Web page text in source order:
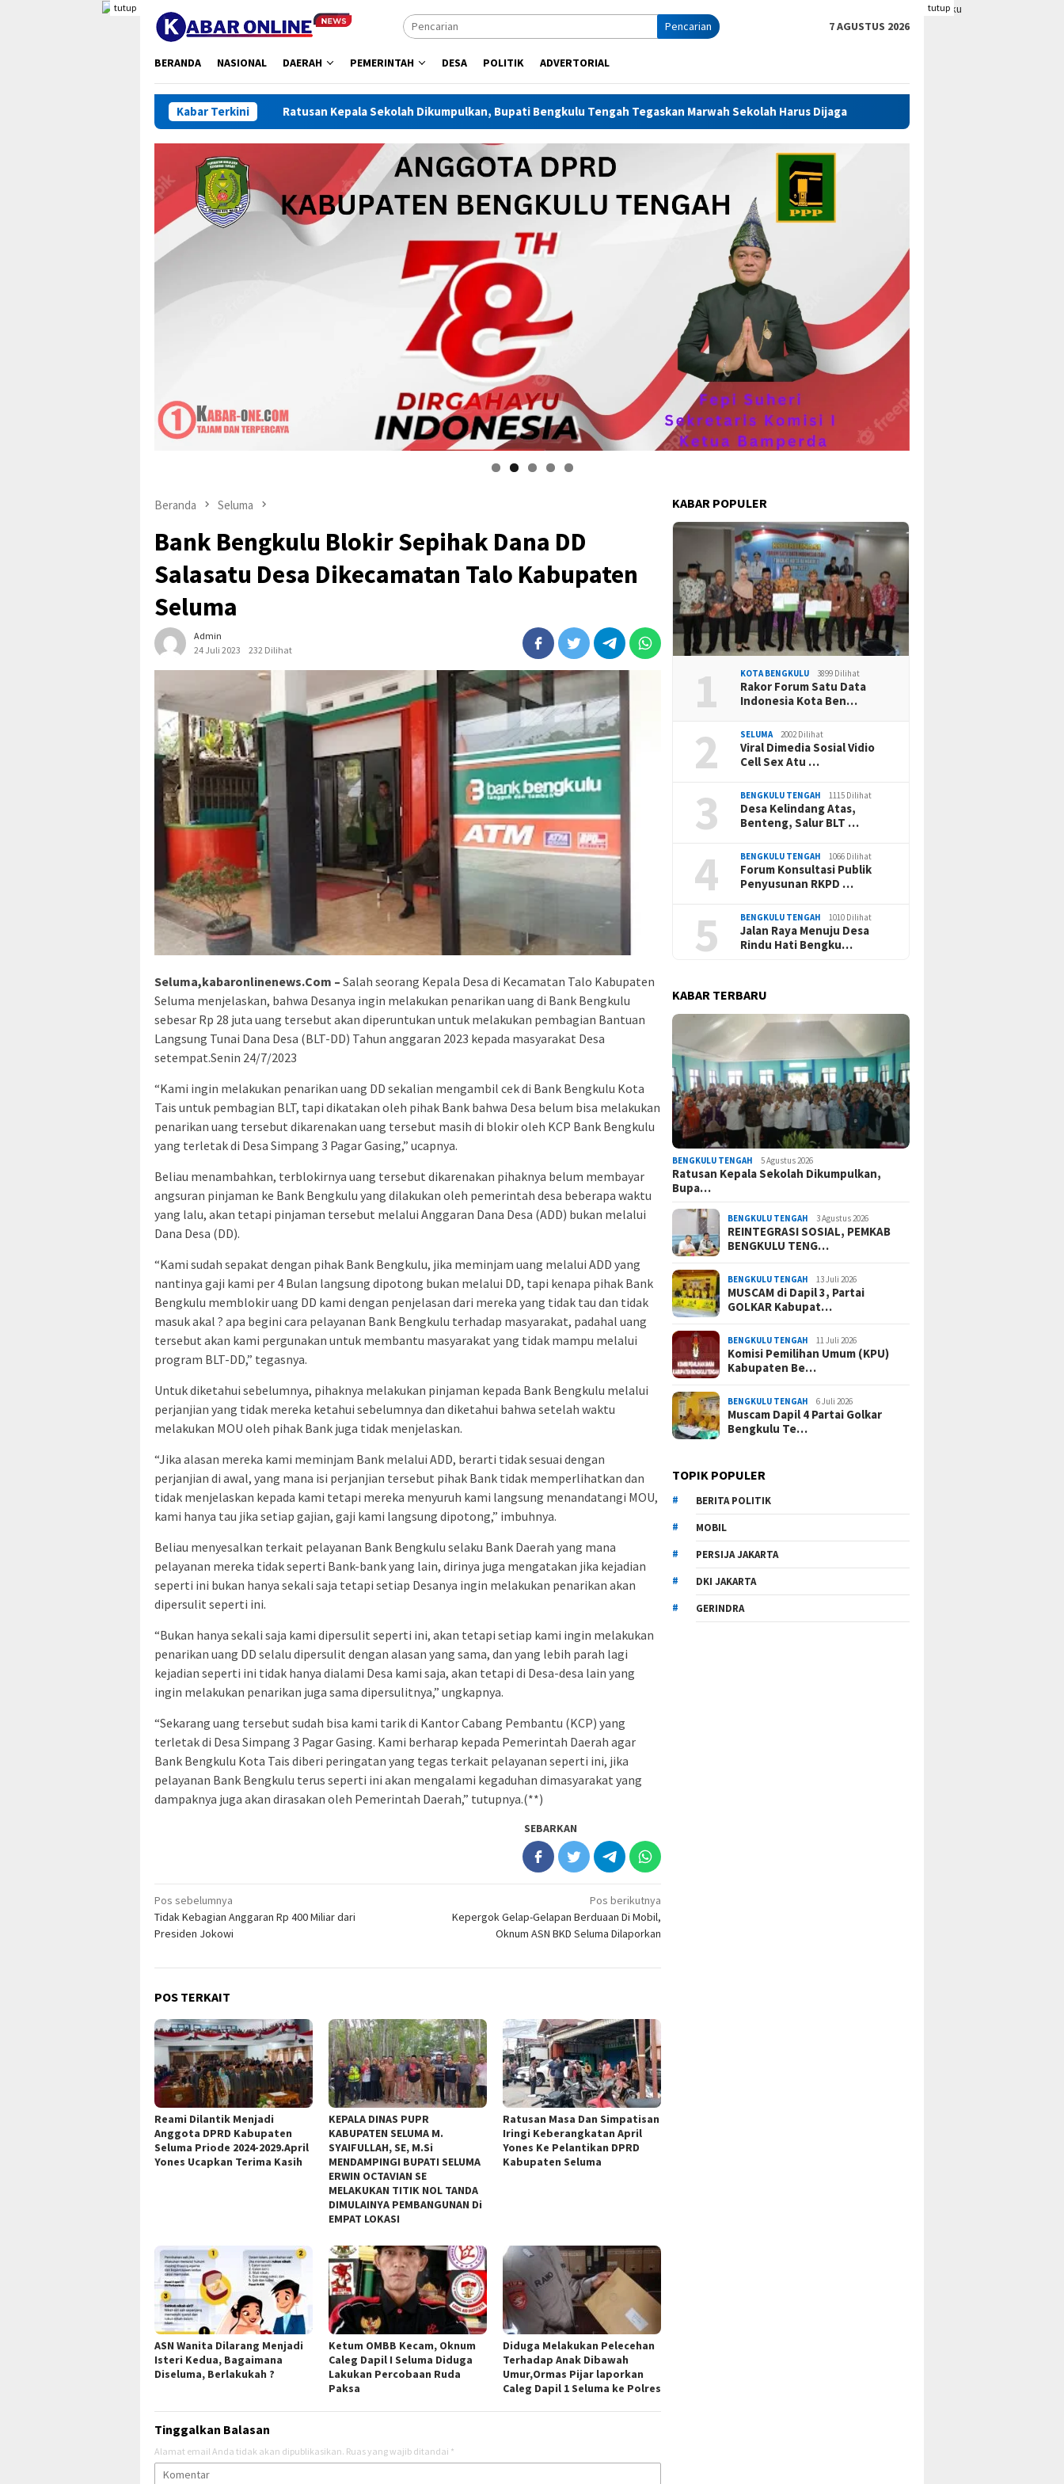
konten
tutup tutup
Pencarian 7 AGUSTUS 2026
BERANDA NASIONAL DAERAH PEMERINTAH DESA POLITIK ADVERTORIAL
Kabar Terkini
Ratusan Kepala Sekolah Dikumpulkan, Bupati Bengkulu Tengah Tegaskan Marwah Sekolah Harus Dijaga REINTEGRASI SOSIAL, PEMKAB BENGKULU
Pepi suheri anggota DPRD kabupaten bengkulu tengah mengucapkan selamat kemerdekaan ke 78
Beranda Seluma
Bank Bengkulu Blokir Sepihak Dana DD
Salasatu Desa Dikecamatan Talo Kabupaten
Seluma
Admin
24 Juli 2023
232 Dilihat
Seluma,kabaronlinenews.Com – Salah seorang Kepala Desa di Kecamatan Talo Kabupaten
Seluma menjelaskan, bahwa Desanya ingin melakukan penarikan uang di Bank Bengkulu
sebesar Rp 28 juta uang tersebut akan diperuntukan untuk melakukan pembagian Bantuan
Langsung Tunai Dana Desa (BLT-DD) Tahun anggaran 2023 kepada masyarakat Desa
setempat.Senin 24/7/2023
“Kami ingin melakukan penarikan uang DD sekalian mengambil cek di Bank Bengkulu Kota
Tais untuk pembagian BLT, tapi dikatakan oleh pihak Bank bahwa Desa belum bisa melakukan
penarikan uang tersebut dikarenakan uang tersebut masih di blokir oleh KCP Bank Bengkulu
yang terletak di Desa Simpang 3 Pagar Gasing,” ucapnya.
Beliau menambahkan, terblokirnya uang tersebut dikarenakan pihaknya belum membayar
angsuran pinjaman ke Bank Bengkulu yang dilakukan oleh pemerintah desa beberapa waktu
yang lalu, akan tetapi pinjaman tersebut melalui Anggaran Dana Desa (ADD) bukan melalui
Dana Desa (DD).
“Kami sudah sepakat dengan pihak Bank Bengkulu, jika meminjam uang melalui ADD yang
nantinya gaji kami per 4 Bulan langsung dipotong bukan melalui DD, tapi kenapa pihak Bank
Bengkulu memblokir uang DD kami dengan penjelasan dari mereka yang tidak tau dan tidak
masuk akal ? apa begini cara pelayanan Bank Bengkulu terhadap masyarakat, padahal uang
tersebut akan kami pergunakan untuk membantu masyarakat yang tidak mampu melalui
program BLT-DD,” tegasnya.
Untuk diketahui sebelumnya, pihaknya melakukan pinjaman kepada Bank Bengkulu melalui
perjanjian yang tidak mereka ketahui sebelumnya dan diketahui bahwa setelah waktu
melakukan MOU oleh pihak Bank juga tidak menjelaskan.
“Jika alasan mereka kami meminjam Bank melalui ADD, berarti tidak sesuai dengan
perjanjian di awal, yang mana isi perjanjian tersebut pihak Bank tidak memperlihatkan dan
tidak menjelaskan kepada kami tetapi mereka menyuruh kami langsung menandatangi MOU,
kami hanya tau jika setiap gajian, gaji kami langsung dipotong,” imbuhnya.
Beliau menyesalkan terkait pelayanan Bank Bengkulu selaku Bank Daerah yang mana
pelayanan mereka tidak seperti Bank-bank yang lain, dirinya juga mengatakan jika kejadian
seperti ini bukan hanya sekali saja tetapi setiap Desanya ingin melakukan penarikan akan
dipersulit seperti ini.
“Bukan hanya sekali saja kami dipersulit seperti ini, akan tetapi setiap kami ingin melakukan
penarikan uang DD selalu dipersulit dengan alasan yang sama, dan yang lebih parah lagi
kejadian seperti ini tidak hanya dialami Desa kami saja, akan tetapi di Desa-desa lain yang
ingin melakukan penarikan juga sama dipersulitnya,” ungkapnya.
“Sekarang uang tersebut sudah bisa kami tarik di Kantor Cabang Pembantu (KCP) yang
terletak di Desa Simpang 3 Pagar Gasing. Kami berharap kepada Pemerintah Daerah agar
Bank Bengkulu Kota Tais diberi peringatan yang tegas terkait pelayanan seperti ini, jika
pelayanan Bank Bengkulu terus seperti ini akan mengalami kegaduhan dimasyarakat yang
dampaknya juga akan dirasakan oleh Pemerintah Daerah,” tutupnya.(**)
SEBARKAN
Navigasi
pos
Pos sebelumnya
Tidak Kebagian Anggaran Rp 400 Miliar dari
Presiden Jokowi
Pos berikutnya
Kepergok Gelap-Gelapan Berduaan Di Mobil,
Oknum ASN BKD Seluma Dilaporkan
POS TERKAIT
Reami Dilantik Menjadi
Anggota DPRD Kabupaten
Seluma Priode 2024-2029.April
Yones Ucapkan Terima Kasih
KEPALA DINAS PUPR
KABUPATEN SELUMA M.
SYAIFULLAH, SE, M.Si
MENDAMPINGI BUPATI SELUMA
ERWIN OCTAVIAN SE
MELAKUKAN TITIK NOL TANDA
DIMULAINYA PEMBANGUNAN Di
EMPAT LOKASI
Ratusan Masa Dan Simpatisan
Iringi Keberangkatan April
Yones Ke Pelantikan DPRD
Kabupaten Seluma
ASN Wanita Dilarang Menjadi
Isteri Kedua, Bagaimana
Diseluma, Berlakukah ?
Ketum OMBB Kecam, Oknum
Caleg Dapil I Seluma Diduga
Lakukan Percobaan Ruda
Paksa
Diduga Melakukan Pelecehan
Terhadap Anak Dibawah
Umur,Ormas Pijar laporkan
Caleg Dapil 1 Seluma ke Polres
Tinggalkan Balasan
Alamat email Anda tidak akan dipublikasikan. Ruas yang wajib ditandai *
KABAR POPULER
1 KOTA BENGKULU 3899 Dilihat
Rakor Forum Satu Data
Indonesia Kota Ben…
2 SELUMA 2002 Dilihat
Viral Dimedia Sosial Vidio
Cell Sex Atu …
3 BENGKULU TENGAH 1115 Dilihat
Desa Kelindang Atas,
Benteng, Salur BLT …
4 BENGKULU TENGAH 1066 Dilihat
Forum Konsultasi Publik
Penyusunan RKPD …
5 BENGKULU TENGAH 1010 Dilihat
Jalan Raya Menuju Desa
Rindu Hati Bengku…
KABAR TERBARU
BENGKULU TENGAH 5 Agustus 2026
Ratusan Kepala Sekolah Dikumpulkan,
Bupa…
BENGKULU TENGAH 3 Agustus 2026
REINTEGRASI SOSIAL, PEMKAB
BENGKULU TENG…
BENGKULU TENGAH 13 Juli 2026
MUSCAM di Dapil 3, Partai
GOLKAR Kabupat…
BENGKULU TENGAH 11 Juli 2026
Komisi Pemilihan Umum (KPU)
Kabupaten Be…
BENGKULU TENGAH 6 Juli 2026
Muscam Dapil 4 Partai Golkar
Bengkulu Te…
TOPIK POPULER
BERITA POLITIK
MOBIL
PERSIJA JAKARTA
DKI JAKARTA
GERINDRA